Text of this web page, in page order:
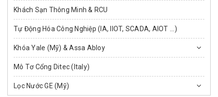
Khách Sạn Thông Minh & RCU
Tự Động Hóa Công Nghiệp (IA, IIOT, SCADA, AIOT ...)
Khóa Yale (Mỹ) & Assa Abloy
Mô Tơ Cổng Ditec (Italy)
Lọc Nước GE (Mỹ)